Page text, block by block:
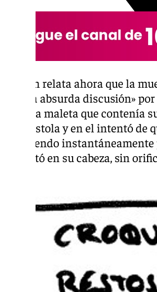
Román relata ahora que la
de una absurda discusión»
halló la maleta que contenía
una pistola y en el intentó de
falleciendo
impactó en su cabeza, sin